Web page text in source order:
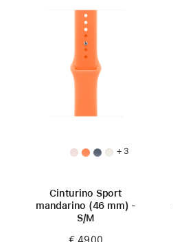
+ 3
Cinturino Sport
mandarino (46 mm) -
S/M
€ 49,00